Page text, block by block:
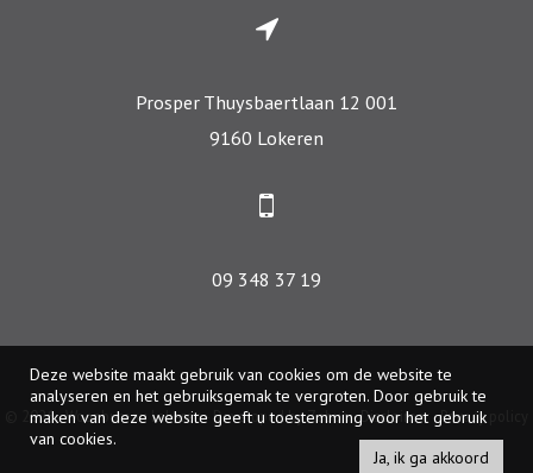
Prosper Thuysbaertlaan 12 001
9160 Lokeren
09 348 37 19
© 2026 - Woonbureau Lokeren - Developed by Zabun-Disclaimer -Privacy policy
Deze website maakt gebruik van cookies om de website te
analyseren en het gebruiksgemak te vergroten. Door gebruik te
maken van deze website geeft u toestemming voor het gebruik
van cookies.
Ja, ik ga akkoord